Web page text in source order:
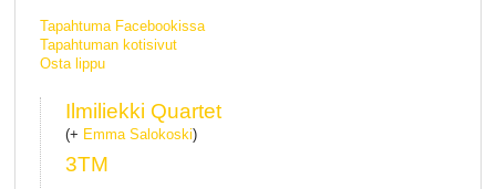
Tapahtuma Facebookissa
Tapahtuman kotisivut
Osta lippu
Ilmiliekki Quartet
(+ Emma Salokoski)
3TM